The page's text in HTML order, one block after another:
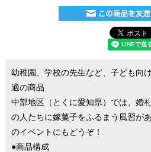
幼稚園、学校の先生など、子ども向
適の商品
中部地区（とくに愛知県）では、婚
の人たちに嫁菓子をふるまう風習が
のイベントにもどうぞ！
●商品構成